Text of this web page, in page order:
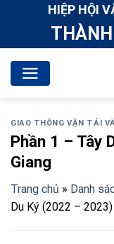
HIỆP HỘI
THÀNH
GIAO THÔNG VẬN TẢI
Phần 1 – Tây
Giang
Trang chủ » Danh
Du Ký (2022 –